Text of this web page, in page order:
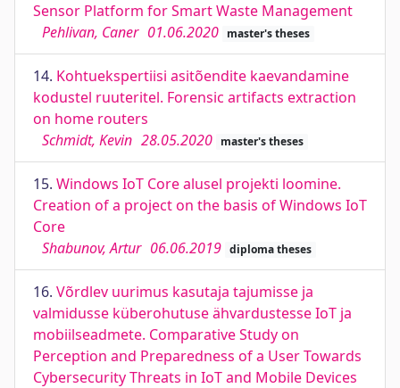
Sensor Platform for Smart Waste Management
Pehlivan, Caner 01.06.2020 master's theses
14. Kohtuekspertiisi asitõendite kaevandamine
kodustel ruuteritel. Forensic artifacts extraction
on home routers
Schmidt, Kevin 28.05.2020 master's theses
15. Windows IoT Core alusel projekti loomine.
Creation of a project on the basis of Windows IoT
Core
Shabunov, Artur 06.06.2019 diploma theses
16. Võrdlev uurimus kasutaja tajumisse ja
valmidusse küberohutuse ähvardustesse IoT ja
mobiilseadmete. Comparative Study on
Perception and Preparedness of a User Towards
Cybersecurity Threats in IoT and Mobile Devices